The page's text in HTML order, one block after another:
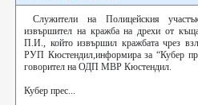
Служители на Полицейския
извършител на кражба на дрехи от
П.И., който извършил кражбата чрез
РУП Кюстендил,информира за “Кубер
говорител на ОДП МВР Кюстендил.
Кубер прес...